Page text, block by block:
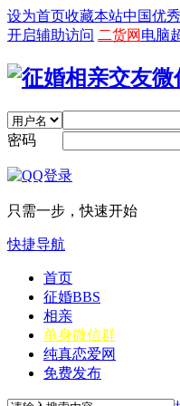
设为首页收藏本站中国优
开启辅助访问 二货网 电脑
密码
只需一步，快速开始
快捷导航
首页
征婚BBS
相亲
单身微信群
纯真恋爱网
免费发布